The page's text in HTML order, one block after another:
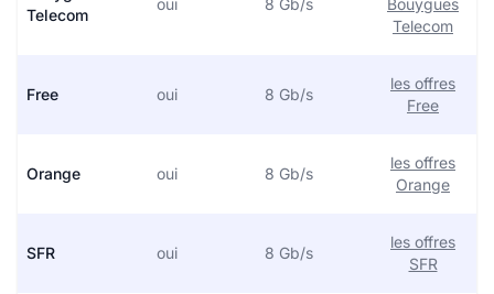
Telecom
oui 8 Gb/s
Bouygues
Telecom
Free oui 8 Gb/s
les offres
Free
Orange oui 8 Gb/s
les offres
Orange
SFR oui 8 Gb/s
les offres
SFR